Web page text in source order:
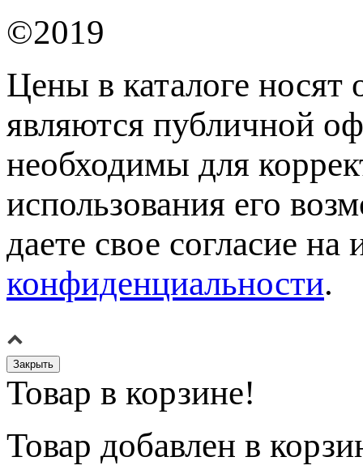
©2019
Цены в каталоге носят
являются публичной
необходимы для
использования его
даете свое согласие
конфиденциальности.
Закрыть
Товар в корзине!
Товар добавлен в